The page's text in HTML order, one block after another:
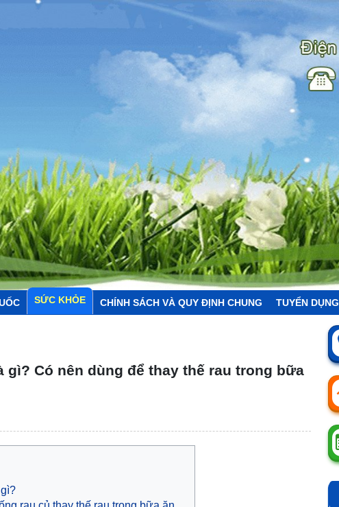
SỨC KHỎE CHÍNH SÁCH VÀ QUY ĐỊNH CHUNG TUYỂN DỤNG
gì? Có nên dùng để thay thế rau trong bữa